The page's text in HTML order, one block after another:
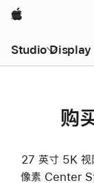
Apple
Studio Display
购
27 英寸 5K 视
像素 Center